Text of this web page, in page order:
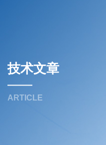
技术文章
ARTICLE